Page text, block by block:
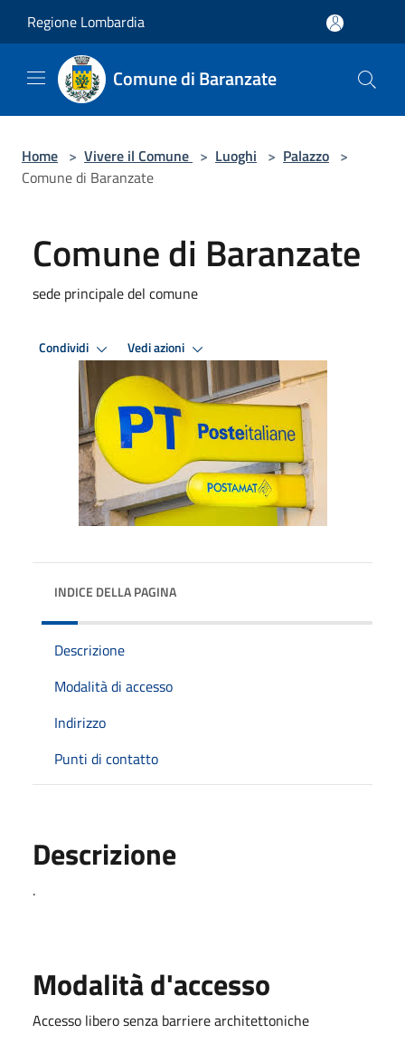
Regione Lombardia
Comune di Baranzate
Home > Vivere il Comune > Luoghi > Palazzo >
Comune di Baranzate
Comune di Baranzate
sede principale del comune
Condividi Vedi azioni
INDICE DELLA PAGINA
Descrizione
Modalità di accesso
Indirizzo
Punti di contatto
Descrizione
.
Modalità d'accesso
Accesso libero senza barriere architettoniche